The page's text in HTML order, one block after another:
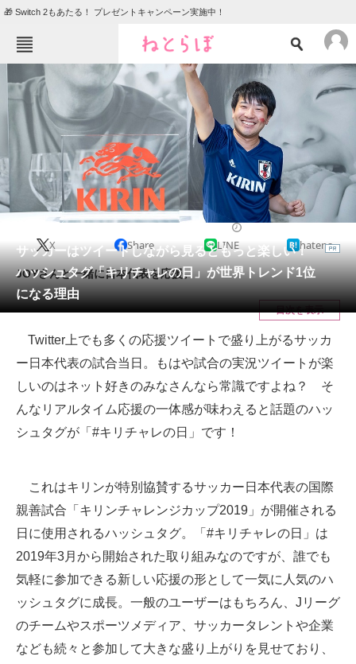
🎁 Switch 2もあたる！ プレゼントキャンペーン実施中！
ねとらぼメニュー
TOP ニュース
エンタメ クイズ
グルメ 地域
住まい 教育・育児
動物 リサーチ
会員記事
メディア
注目記事を集めた総合ページ
ITの今と未来を見通す
スマホと通信の最新トレンド
進化するPCとデバイスの未来
ビジネスと働き方のヒント
企業ITのトレンドを詳説
経営リーダーのコミュニティ
マーケ×ITの今がよく分かる
ITエンジニア向け専門サイト
サッカーはツイートしながら見るともっと楽しい！
ハッシュタグ「キリチャレの日」が世界トレンド1位
になる理由
X Share LINE hatena
JOYさんと一緒に日本代表を応援。
目次を表示
Twitter上でも多くの応援ツイートで盛り上がるサッカ
ー日本代表の試合当日。もはや試合の実況ツイートが楽
しいのはネット好きのみなさんなら常識ですよね？ そ
んなリアルタイム応援の一体感が味わえると話題のハッ
シュタグが「#キリチャレの日」です！
これはキリンが特別協賛するサッカー日本代表の国際
親善試合「キリンチャレンジカップ2019」が開催される
日に使用されるハッシュタグ。「#キリチャレの日」は
2019年3月から開始された取り組みなのですが、誰でも
気軽に参加できる新しい応援の形として一気に人気のハ
ッシュタグに成長。一般のユーザーはもちろん、Jリーグ
のチームやスポーツメディア、サッカータレントや企業
なども続々と参加して大きな盛り上がりを見せており、